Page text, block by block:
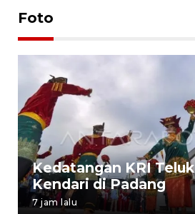
Foto
Kedatangan KRI Teluk
Kendari di Padang
7 jam lalu